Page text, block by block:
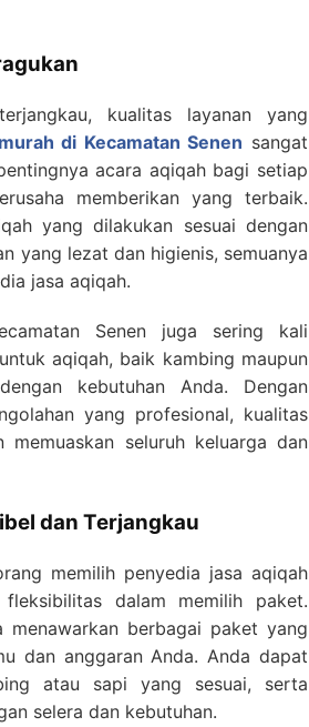
kualitas layanan yang
di Kecamatan Senen sangat
acara aqiqah bagi setiap
memberikan yang terbaik.
yang dilakukan sesuai dengan
yang lezat dan higienis, semuanya
jasa aqiqah.
Senen juga sering kali
aqiqah, baik kambing maupun
kebutuhan Anda. Dengan
yang profesional, kualitas
seluruh keluarga dan
dan Terjangkau
memilih penyedia jasa aqiqah
dalam memilih paket.
menawarkan berbagai paket yang
dan anggaran Anda. Anda dapat
atau sapi yang sesuai, serta
selera dan kebutuhan.